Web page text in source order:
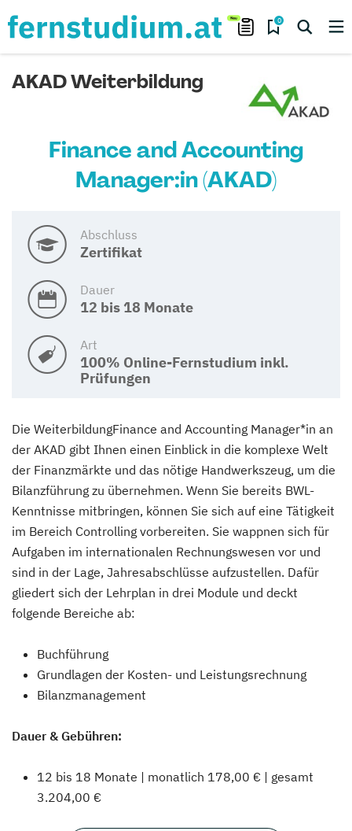
0
AKAD Weiterbildung
Finance and Accounting
Manager:in (AKAD)
Abschluss
Zertifikat
Dauer
12 bis 18 Monate
Art
100% Online-Fernstudium inkl.
Prüfungen
Die WeiterbildungFinance and Accounting Manager*in an
der AKAD gibt Ihnen einen Einblick in die komplexe Welt
der Finanzmärkte und das nötige Handwerkszeug, um die
Bilanzführung zu übernehmen. Wenn Sie bereits BWL-
Kenntnisse mitbringen, können Sie sich auf eine Tätigkeit
im Bereich Controlling vorbereiten. Sie wappnen sich für
Aufgaben im internationalen Rechnungswesen vor und
sind in der Lage, Jahresabschlüsse aufzustellen. Dafür
gliedert sich der Lehrplan in drei Module und deckt
folgende Bereiche ab:
Buchführung
Grundlagen der Kosten- und Leistungsrechnung
Bilanzmanagement
Dauer & Gebühren:
12 bis 18 Monate | monatlich 178,00 € | gesamt
3.204,00 €